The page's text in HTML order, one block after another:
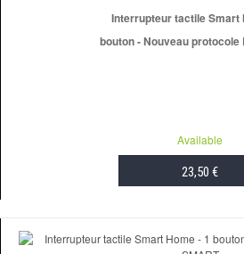
Interrupteur tactile Smart
bouton - Nouveau protocole
Available
23,50 €